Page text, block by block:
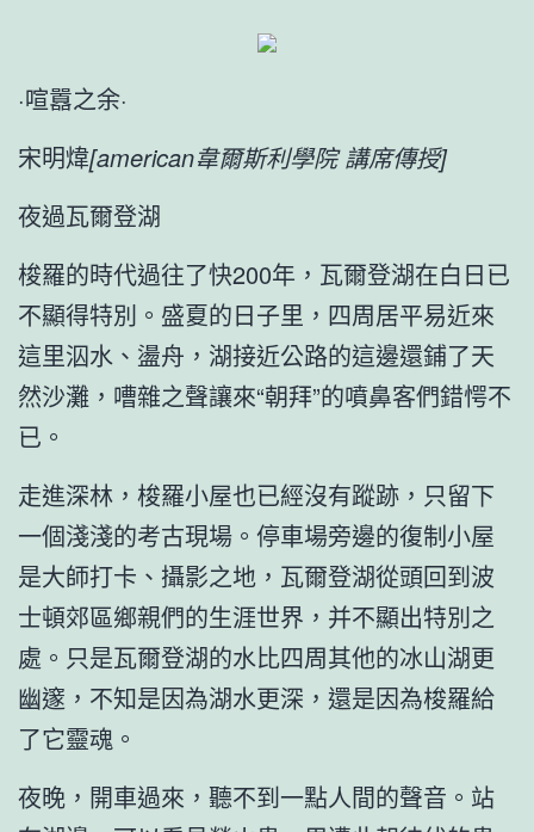
·喧囂之余·
宋明煒[american韋爾斯利學院 講席傳授]
夜過瓦爾登湖
梭羅的時代過往了快200年，瓦爾登湖在白日已
不顯得特別。盛夏的日子里，四周居平易近來
這里泅水、盪舟，湖接近公路的這邊還鋪了天
然沙灘，嘈雜之聲讓來“朝拜”的噴鼻客們錯愕不
已。
走進深林，梭羅小屋也已經沒有蹤跡，只留下
一個淺淺的考古現場。停車場旁邊的復制小屋
是大師打卡、攝影之地，瓦爾登湖從頭回到波
士頓郊區鄉親們的生涯世界，并不顯出特別之
處。只是瓦爾登湖的水比四周其他的冰山湖更
幽邃，不知是因為湖水更深，還是因為梭羅給
了它靈魂。
夜晚，開車過來，聽不到一點人間的聲音。站